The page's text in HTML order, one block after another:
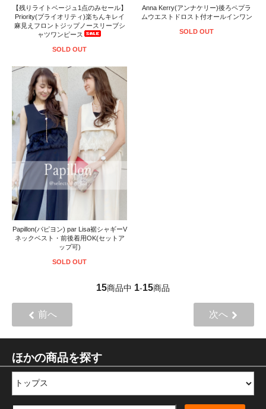
【残りライトベージュ1点のみセール】
Priority(プライオリティ)楽ちんキレイ
麻見えフロントジップノースリーブシ
ャツワンピース
SOLD OUT
Anna Kerry(アンナケリー)後ろペプラ
ムウエストドロスト付オールインワン
SOLD OUT
Papillon(パピヨン) par Lisa裾シャギーV
ネックベスト・前後着用OK(セットア
ップ可)
SOLD OUT
15商品中 1-15商品
前へ 次へ
ほかの商品を探す